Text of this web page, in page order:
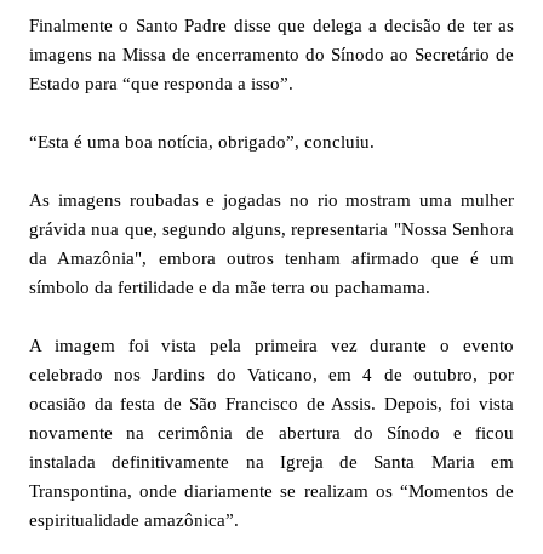
Finalmente o Santo Padre disse que delega a decisão de ter as
imagens na Missa de encerramento do Sínodo ao Secretário de
Estado para “que responda a isso”.
“Esta é uma boa notícia, obrigado”, concluiu.
As imagens roubadas e jogadas no rio mostram uma mulher
grávida nua que, segundo alguns, representaria "Nossa Senhora
da Amazônia", embora outros tenham afirmado que é um
símbolo da fertilidade e da mãe terra ou pachamama.
A imagem foi vista pela primeira vez durante o evento
celebrado nos Jardins do Vaticano, em 4 de outubro, por
ocasião da festa de São Francisco de Assis. Depois, foi vista
novamente na cerimônia de abertura do Sínodo e ficou
instalada definitivamente na Igreja de Santa Maria em
Transpontina, onde diariamente se realizam os “Momentos de
espiritualidade amazônica”.